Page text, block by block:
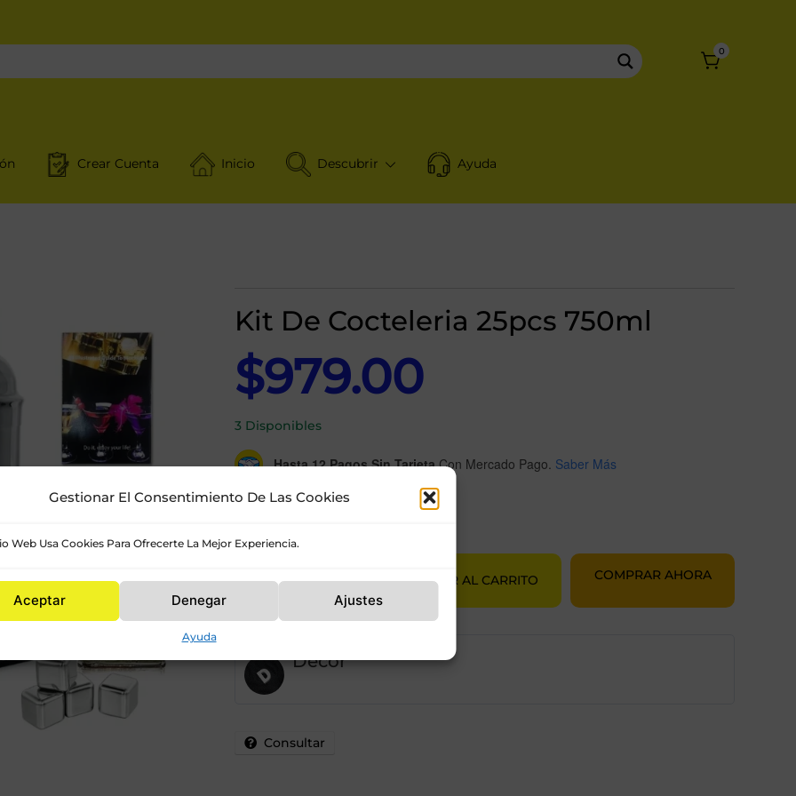
Gestionar El Consentimiento De Las Cookies
Web Usa Cookies Para Ofrecerte La Mejor Experiencia.
Aceptar Denegar Ajustes
Ayuda
0
Crear Cuenta Inicio Descubrir Ayuda
Kit De Cocteleria 25pcs 750ml
$979.00
3 Disponibles
Hasta 12 Pagos Sin TarjetaCon Mercado Pago. Saber Más
- Cocteleria
25pcs
750ml
Cantidad
+ AÑADIR AL CARRITO COMPRAR AHORA
Decor
Consultar